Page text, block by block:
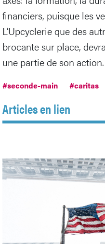
financiers, puisque les
L’Upcyclerie que des
brocante sur place,
une partie de son action.
#seconde-main #caritas
Articles en lien